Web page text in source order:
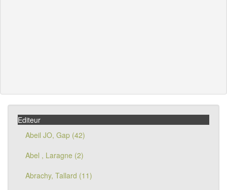
Editeur
Abeil JO, Gap (42)
Abel , Laragne (2)
Abrachy, Tallard (11)